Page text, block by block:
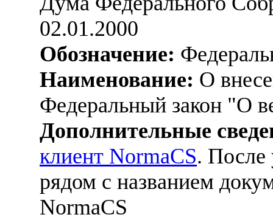
02.01.2000
Обозначение:
Наименование: О
Федеральный закон "О
Дополнительные
клиент NormaCS. После
рядом с названием
NormaCS